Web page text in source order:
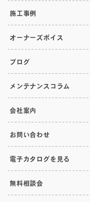
施工事例
オーナーズボイス
ブログ
メンテナンスコラム
会社案内
お問い合わせ
電子カタログを見る
無料相談会